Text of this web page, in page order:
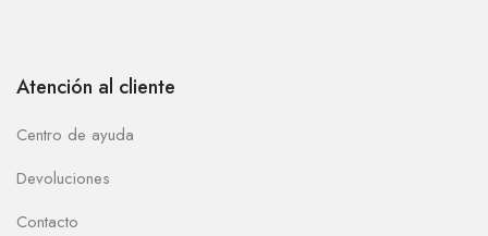
Atención al cliente
Centro de ayuda
Devoluciones
Contacto